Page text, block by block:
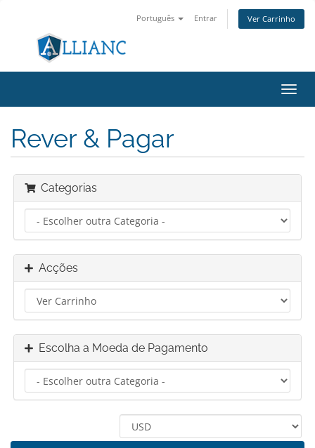
Português Entrar Ver Carrinho
Rever & Pagar
Categorias
Acções
Escolha a Moeda de Pagamento